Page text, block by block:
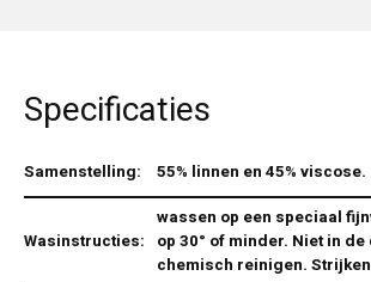
Specificaties
Samenstelling: 55% linnen en 45% viscose.
Wasinstructies:
wassen op een speciaal
op 30° of minder. Niet in
chemisch reinigen. Strijken